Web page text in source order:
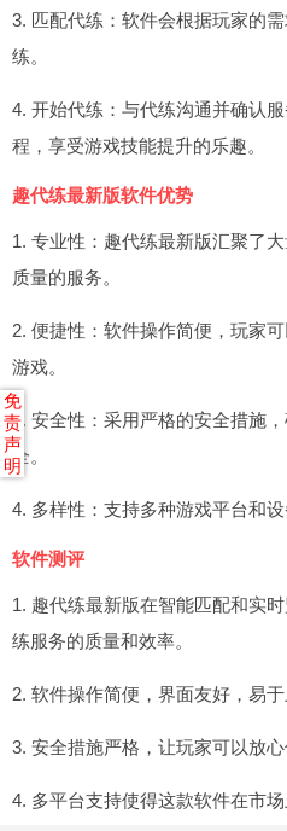
3. 匹配代练：软件会根据玩家的
练。
4. 开始代练：与代练沟通并确认
程，享受游戏技能提升的乐趣。
趣代练最新版软件优势
1. 专业性：趣代练最新版汇聚了
质量的服务。
2. 便捷性：软件操作简便，玩家
游戏。
3. 安全性：采用严格的安全措施
全。
4. 多样性：支持多种游戏平台和
软件测评
1. 趣代练最新版在智能匹配和实
练服务的质量和效率。
2. 软件操作简便，界面友好，易于
3. 安全措施严格，让玩家可以放心
4. 多平台支持使得这款软件在市场
免
责
声
明